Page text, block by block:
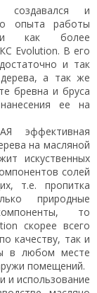
и
опыта работы
и как более
Evolution. В его
и так
а так же
бревна и бруса
ее на
эффективная
на масляной
искуственных
солей
т.е. пропитка
природные
то
скорее всего
качеству, так и
в любом месте
помещений.
и использование